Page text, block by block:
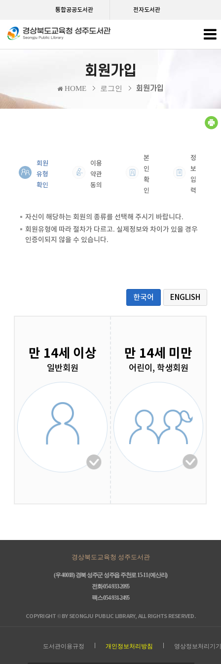
통합공공도서관 전자도서관
회원가입
HOME 로그인 회원가입
회원
유형
확인
이용
약관
동의
본
인
확
인
정
보
입
력
자신이 해당하는 회원의 종류를 선택해 주시기 바랍니다.
회원유형에 따라 절차가 다르고. 실제정보와 차이가 있을 경우
인증이되지 않을 수 있습니다.
한국어 ENGLISH
만 14세 이상
일반회원
만 14세 미만
어린이, 학생회원
경상북도교육청 성주도서관
(우 40018) 경북 성주군 성주읍 주천로 15-11 (예산리)
전화 054-933-2095
팩스 054-931-2495
COPYRIGHT © BY SEONGJU PUBLIC LIBRARY, ALL RIGHTS RESERVED.
도서관이용규정 개인정보처리방침 영상정보처리기